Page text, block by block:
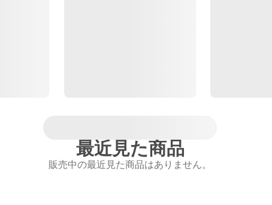
最近見た商品
販売中の最近見た商品はありません。